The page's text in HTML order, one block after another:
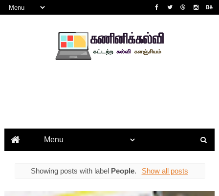
Showing posts with label People. Show all posts